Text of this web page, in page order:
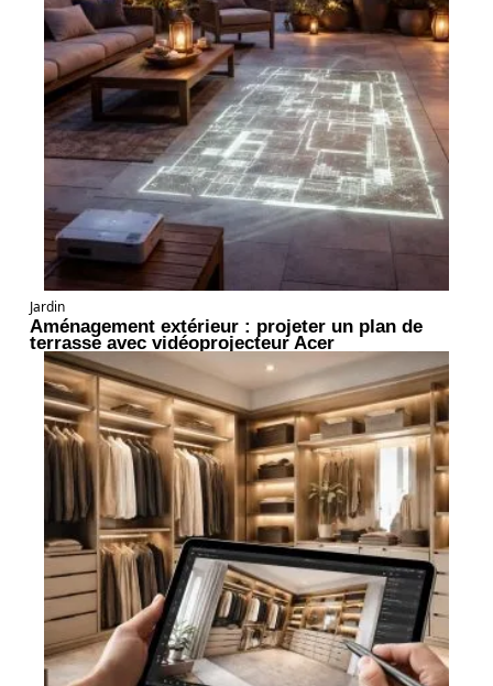
Jardin
Aménagement extérieur : projeter un plan de
terrasse avec vidéoprojecteur Acer